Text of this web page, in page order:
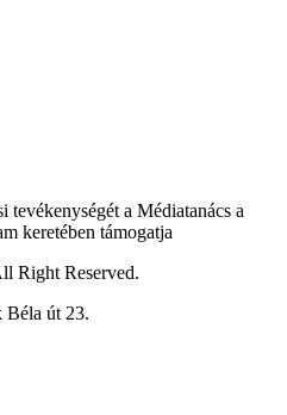
tevékenységét a Médiatanács a
keretében támogatja
Right Reserved.
Béla út 23.